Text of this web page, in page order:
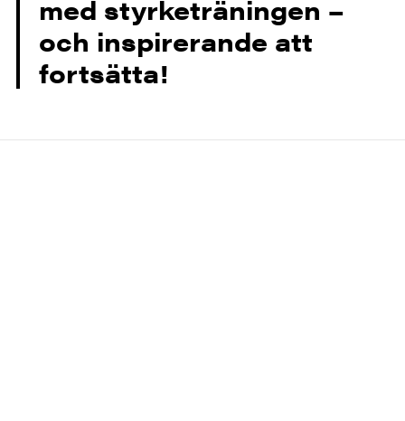
med styrketräningen –
och inspirerande att
fortsätta!